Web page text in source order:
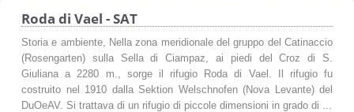
Roda di Vael - SAT
Storia e ambiente, Nella zona meridionale del gruppo del Catinaccio
(Rosengarten) sulla Sella di Ciampaz, ai piedi del Croz di S.
Giuliana a 2280 m., sorge il rifugio Roda di Vael. Il rifugio fu
costruito nel 1910 dalla Sektion Welschnofen (Nova Levante) del
DuOeAV. Si trattava di un rifugio di piccole dimensioni in grado di ...